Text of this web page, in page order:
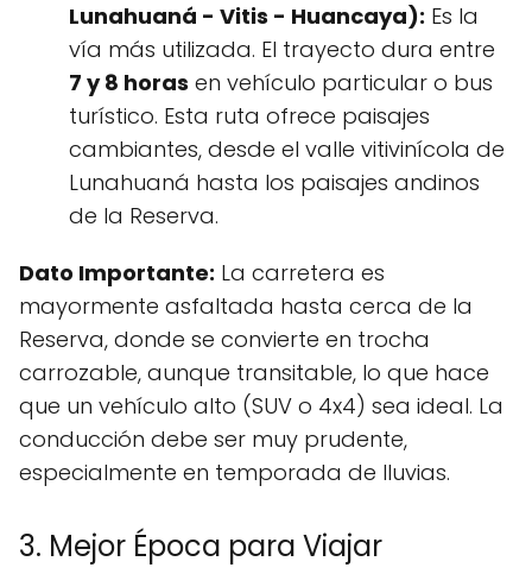
Lunahuaná - Vitis - Huancaya): Es la
vía más utilizada. El trayecto dura entre
7 y 8 horas en vehículo particular o bus
turístico. Esta ruta ofrece paisajes
cambiantes, desde el valle vitivinícola de
Lunahuaná hasta los paisajes andinos
de la Reserva.
Dato Importante: La carretera es
mayormente asfaltada hasta cerca de la
Reserva, donde se convierte en trocha
carrozable, aunque transitable, lo que hace
que un vehículo alto (SUV o 4x4) sea ideal. La
conducción debe ser muy prudente,
especialmente en temporada de lluvias.
3. Mejor Época para Viajar